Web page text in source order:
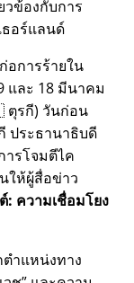
วข้องกับการ
ธอร์แลนด์
อการร้ายใน
และ 18 มีนาคม
ตุรกี) วันก่อน
ประธานาธิบดี
ารโจมตีไค
ให้ผู้สื่อข่าว
: ความเชื่อมโยง
ตำแหน่งทาง